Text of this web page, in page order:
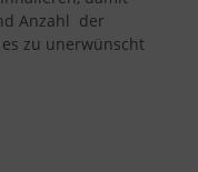
Anzahl der
zu unerwünscht